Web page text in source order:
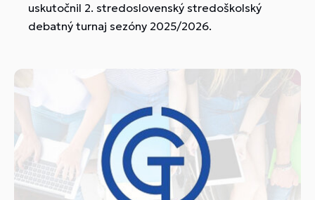
uskutočnil 2. stredoslovenský stredoškolský
debatný turnaj sezóny 2025/2026.